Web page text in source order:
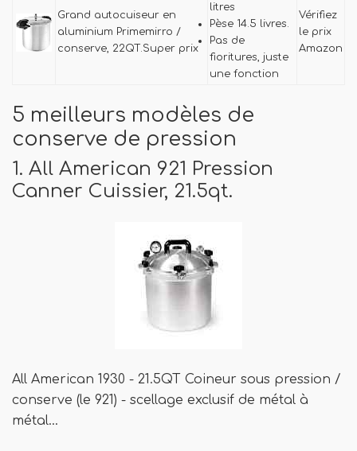
Grand autocuiseur en
aluminium Primemirro /
conserve, 22QT.Super prix
litres
Pèse 14.5 livres.
Pas de
fioritures, juste
une fonction
Vérifiez
le prix
Amazon
5 meilleurs modèles de
conserve de pression
1. All American 921 Pression
Canner Cuissier, 21.5qt.
All American 1930 - 21.5QT Coineur sous pression /
conserve (le 921) - scellage exclusif de métal à
métal…